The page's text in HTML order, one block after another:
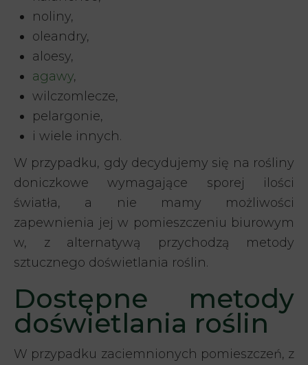
noliny,
oleandry,
aloesy,
agawy,
wilczomlecze,
pelargonie,
i wiele innych.
W przypadku, gdy decydujemy się na rośliny
doniczkowe wymagające sporej ilości
światła, a nie mamy możliwości
zapewnienia jej w pomieszczeniu biurowym
w, z alternatywą przychodzą metody
sztucznego doświetlania roślin.
Dostępne metody
doświetlania roślin
W przypadku zaciemnionych pomieszczeń, z